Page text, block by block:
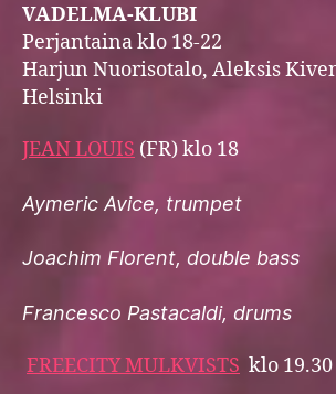
VADELMA-KLUBI
Perjantaina klo 18-22
Harjun Nuorisotalo, Aleksis
Helsinki
JEAN LOUIS (FR) klo 18
Aymeric Avice, trumpet
Joachim Florent, double bass
Francesco Pastacaldi, drums
FREECITY MULKVISTS klo 19.30